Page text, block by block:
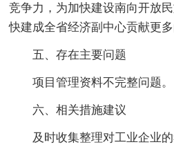
竞争力，为加快建设南向开放
快建成全省经济副中心贡献更多
五、存在主要问题
项目管理资料不完整问题。
六、相关措施建议
及时收集整理对工业企业